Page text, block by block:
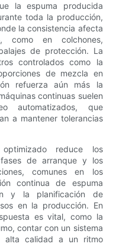
la espuma producida
toda la producción,
la consistencia afecta
como en colchones,
de protección. La
controlados como la
de mezcla en
refuerza aún más la
continuas suelen
automatizados, que
a mantener tolerancias
reduce los
de arranque y los
comunes en los
continua de espuma
y la planificación de
en la producción. En
es vital, como la
contar con un sistema
alta calidad a un ritmo